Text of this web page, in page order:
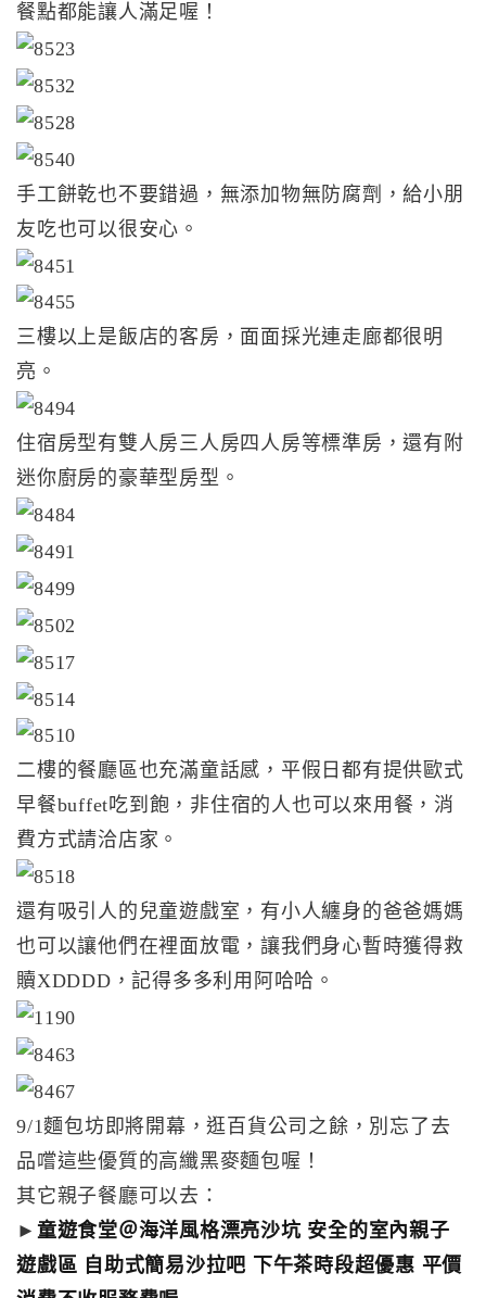
餐點都能讓人滿足喔！
手工餅乾也不要錯過，無添加物無防腐劑，給小朋
友吃也可以很安心。
三樓以上是飯店的客房，面面採光連走廊都很明
亮。
住宿房型有雙人房三人房四人房等標準房，還有附
迷你廚房的豪華型房型。
二樓的餐廳區也充滿童話感，平假日都有提供歐式
早餐buffet吃到飽，非住宿的人也可以來用餐，消
費方式請洽店家。
還有吸引人的兒童遊戲室，有小人纏身的爸爸媽媽
也可以讓他們在裡面放電，讓我們身心暫時獲得救
贖XDDDD，記得多多利用阿哈哈。
9/1麵包坊即將開幕，逛百貨公司之餘，別忘了去
品嚐這些優質的高纖黑麥麵包喔！
其它親子餐廳可以去：
► 童遊食堂＠海洋風格漂亮沙坑 安全的室內親子
遊戲區 自助式簡易沙拉吧 下午茶時段超優惠 平價